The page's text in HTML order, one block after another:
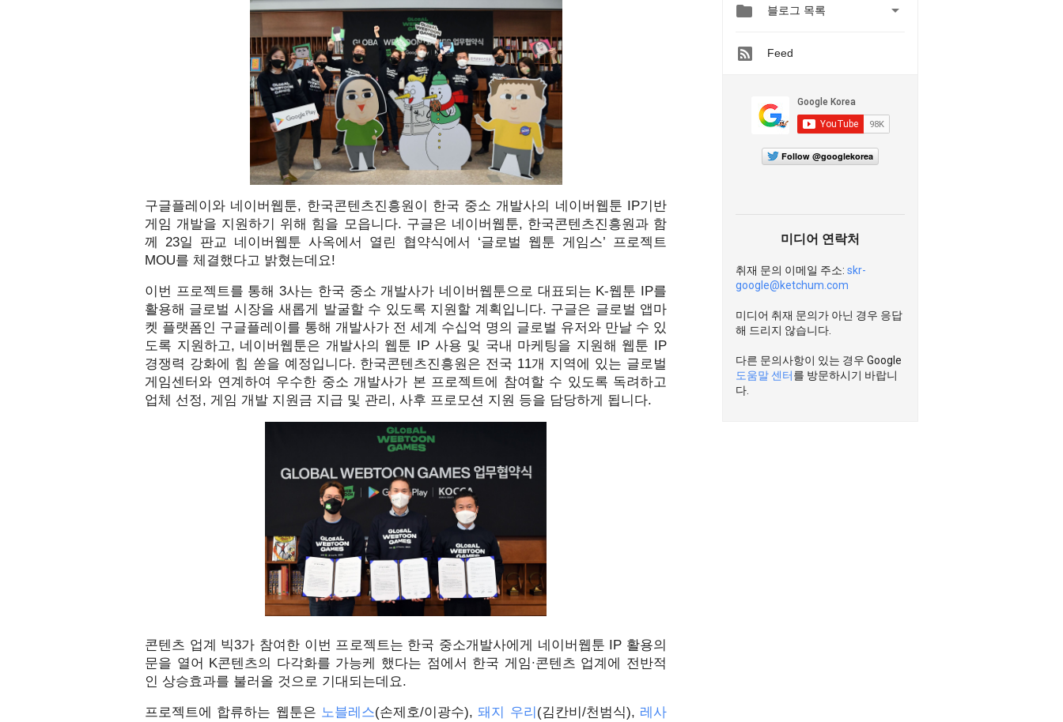
구글플레이와 네이버웹툰, 한국콘텐츠진흥원이 한국 중소 개발사의 네이버웹툰 IP기반
게임 개발을 지원하기 위해 힘을 모읍니다. 구글은 네이버웹툰, 한국콘텐츠진흥원과 함
께 23일 판교 네이버웹툰 사옥에서 열린 협약식에서 ‘글로벌 웹툰 게임스’ 프로젝트
MOU를 체결했다고 밝혔는데요!
이번 프로젝트를 통해 3사는 한국 중소 개발사가 네이버웹툰으로 대표되는 K-웹툰 IP를
활용해 글로벌 시장을 새롭게 발굴할 수 있도록 지원할 계획입니다. 구글은 글로벌 앱마
켓 플랫폼인 구글플레이를 통해 개발사가 전 세계 수십억 명의 글로벌 유저와 만날 수 있
도록 지원하고, 네이버웹툰은 개발사의 웹툰 IP 사용 및 국내 마케팅을 지원해 웹툰 IP
경쟁력 강화에 힘 쏟을 예정입니다. 한국콘텐츠진흥원은 전국 11개 지역에 있는 글로벌
게임센터와 연계하여 우수한 중소 개발사가 본 프로젝트에 참여할 수 있도록 독려하고
업체 선정, 게임 개발 지원금 지급 및 관리, 사후 프로모션 지원 등을 담당하게 됩니다.
콘텐츠 업계 빅3가 참여한 이번 프로젝트는 한국 중소개발사에게 네이버웹툰 IP 활용의
문을 열어 K콘텐츠의 다각화를 가능케 했다는 점에서 한국 게임∙콘텐츠 업계에 전반적
인 상승효과를 불러올 것으로 기대되는데요.
프로젝트에 합류하는 웹툰은 노블레스(손제호/이광수), 돼지 우리 (김칸비/천범식), 레사
 블로그 목록 
Feed
Follow @googlekorea
미디어 연락처
취재 문의 이메일 주소: skr-
google@ketchum.com
미디어 취재 문의가 아닌 경우 응답
해 드리지 않습니다.
다른 문의사항이 있는 경우 Google
도움말 센터를 방문하시기 바랍니
다.